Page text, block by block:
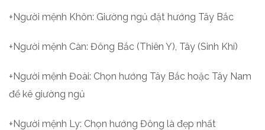
+Người mệnh Khôn: Giường ngủ đặt hướng Tây Bắc
+Người mệnh Càn: Đông Bắc (Thiên Y), Tây (Sinh Khí)
+Người mệnh Đoài: Chọn hướng Tây Bắc hoặc Tây Nam
để kê giường ngủ
+Người mệnh Ly: Chọn hướng Đông là đẹp nhất